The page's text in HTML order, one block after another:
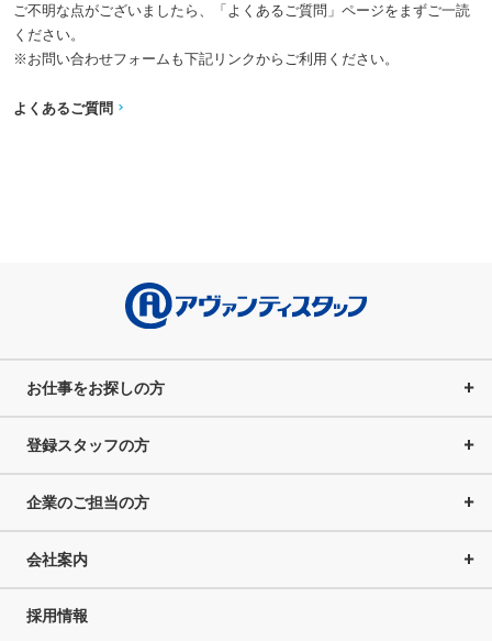
ご不明な点がございましたら、「よくあるご質問」ページをまずご一読
ください。
※お問い合わせフォームも下記リンクからご利用ください。
よくあるご質問
お仕事をお探しの方
登録スタッフの方
企業のご担当の方
会社案内
採用情報